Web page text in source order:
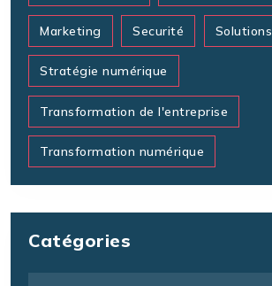
Marketing Securité Solutions
Stratégie numérique
Transformation de l'entreprise
Transformation numérique
Catégories